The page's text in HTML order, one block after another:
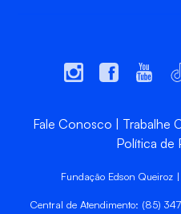
Fale Conosco Trabalhe
Política de
Fundação Edson Queiroz
Central de Atendimento: (85)